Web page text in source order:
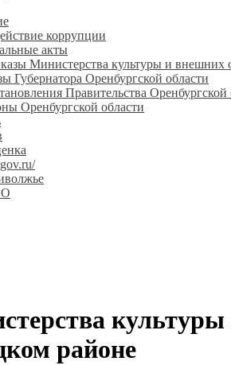
коррупции
акты
Министерства культуры и внешних
Губернатора Оренбургской области
Правительства Оренбургской
Оренбургской области
районе